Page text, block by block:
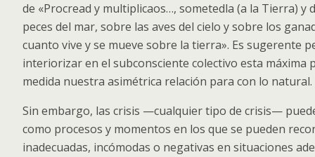
de «Procread y multiplicaos…, sometedla (a la Tierra) y
peces del mar, sobre las aves del cielo y sobre los
cuanto vive y se mueve sobre la tierra». Es sugerente
interiorizar en el subconsciente colectivo esta máxima
medida nuestra asimétrica relación para con lo natural.
Sin embargo, las crisis —cualquier tipo de crisis—
como procesos y momentos en los que se pueden
inadecuadas, incómodas o negativas en situaciones